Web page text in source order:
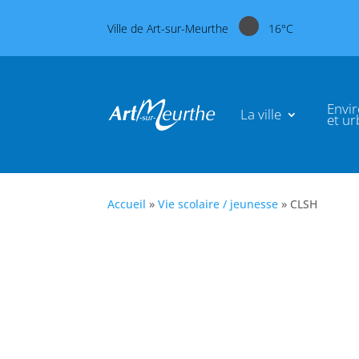
Ville de Art-sur-Meurthe 16°C
La ville et
Accueil »Vie scolaire / jeunesse » CLSH